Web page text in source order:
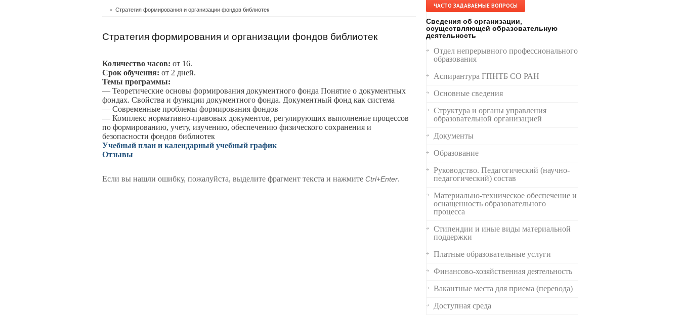
Стратегия формирования и организации фондов библиотек
Стратегия формирования и организации фондов библиотек
Количество часов: от 16.
Срок обучения: от 2 дней.
Темы программы:
— Теоретические основы формирования документного фонда Понятие о документных
фондах. Свойства и функции документного фонда. Документный фонд как система
— Современные проблемы формирования фондов
— Комплекс нормативно-правовых документов, регулирующих выполнение процессов
по формированию, учету, изучению, обеспечению физического сохранения и
безопасности фондов библиотек
Учебный план и календарный учебный график
Отзывы
Если вы нашли ошибку, пожалуйста, выделите фрагмент текста и нажмите Ctrl+Enter.
ЧАСТО ЗАДАВАЕМЫЕ ВОПРОСЫ
Сведения об организации,
осуществляющей образовательную
деятельность
Отдел непрерывного профессионального
образования
Аспирантура ГПНТБ СО РАН
Основные сведения
Структура и органы управления
образовательной организацией
Документы
Образование
Руководство. Педагогический (научно-
педагогический) состав
Материально-техническое обеспечение и
оснащенность образовательного
процесса
Стипендии и иные виды материальной
поддержки
Платные образовательные услуги
Финансово-хозяйственная деятельность
Вакантные места для приема (перевода)
Доступная среда